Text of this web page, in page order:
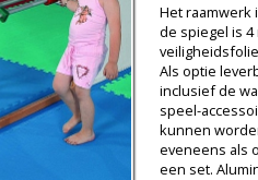
Het raamwerk
de spiegel is
Als optie
inclusief de
speel-
kunnen
eveneens als
een set.